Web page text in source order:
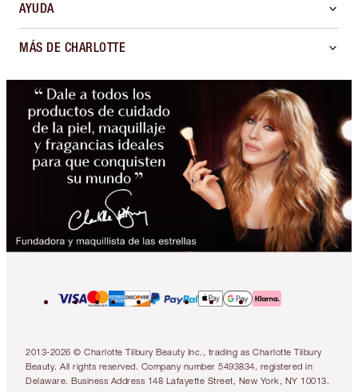
AYUDA
MÁS DE CHARLOTTE
2013-2026 © Charlotte Tilbury Beauty Inc., trading as Charlotte Tilbury
Beauty. All rights reserved. Company number 5493834, registered in
Delaware. Business Address 148 Lafayette Street, New York, NY 10013.